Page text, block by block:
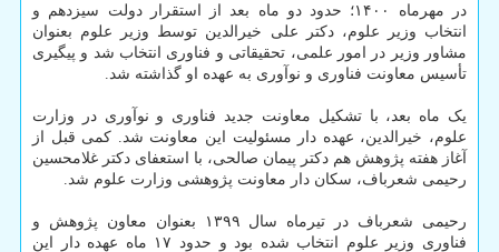
در مهرماه ۱۴۰۰؛ حدود دو ماه بعد از استقرار دولت سیزدهم و
انتخاب وزیر علوم، دکتر علی خیرالدین توسط وزیر علوم بعنوان
مشاور وزیر در امور علمی، تحقیقاتی و فناوری انتخاب شد و پیگیری
تأسیس معاونت فناوری و نوآوری به عهده او گذاشته شد.
یک ماه بعد، با تشکیل معاونت جدید فناوری و نوآوری در وزارت
علوم، خیرالدین، عهده دار مسئولیت این معاونت شد. کمی قبل از
آغاز هفته پژوهش هم دکتر پیمان صالحی، با استعفای دکتر غلامحسین
رحیمی شعرباف، سکان دار معاونت پژوهشی وزارت علوم شد.
رحیمی شعرباف در تیرماه سال ۱۳۹۹ بعنوان معاون پژوهش و
فناوری وزیر علوم انتخاب شده بود و حدود ۱۷ ماه عهده دار این